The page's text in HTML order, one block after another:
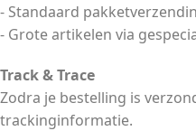
- Standaard
- Grote artikelen via
Track & Trace
Zodra je bestelling is
trackinginformatie.